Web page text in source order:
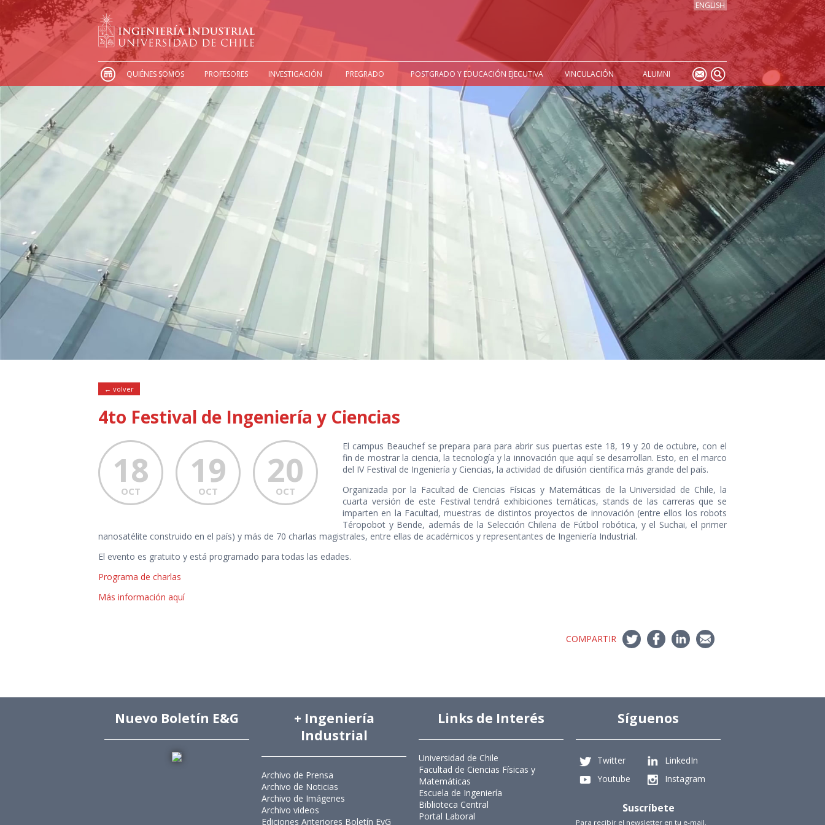
ENGLISH
QUIÉNES SOMOS PROFESORES INVESTIGACIÓN PREGRADO POSTGRADO Y EDUCACIÓN EJECUTIVA VINCULACIÓN ALUMNI
← volver
4to Festival de Ingeniería y Ciencias
18
OCT 19
OCT 20
OCT
El campus Beauchef se prepara para para abrir sus puertas este 18, 19 y 20 de octubre, con el
fin de mostrar la ciencia, la tecnología y la innovación que aquí se desarrollan. Esto, en el marco
del IV Festival de Ingeniería y Ciencias, la actividad de difusión científica más grande del país.
Organizada por la Facultad de Ciencias Físicas y Matemáticas de la Universidad de Chile, la
cuarta versión de este Festival tendrá exhibiciones temáticas, stands de las carreras que se
imparten en la Facultad, muestras de distintos proyectos de innovación (entre ellos los robots
Téropobot y Bende, además de la Selección Chilena de Fútbol robótica, y el Suchai, el primer
nanosatélite construido en el país) y más de 70 charlas magistrales, entre ellas de académicos y representantes de Ingeniería Industrial.
El evento es gratuito y está programado para todas las edades.
Programa de charlas
Más información aquí
COMPARTIR
Nuevo Boletín E&G
+ Ingeniería
Industrial
Archivo de Prensa
Archivo de Noticias
Archivo de Imágenes
Archivo videos
Ediciones Anteriores Boletín EyG
Links de Interés
Universidad de Chile
Facultad de Ciencias Físicas y
Matemáticas
Escuela de Ingeniería
Biblioteca Central
Portal Laboral
Síguenos
Twitter
LinkedIn
Youtube
Instagram
Suscríbete
Para recibir el newsletter en tu e-mail.